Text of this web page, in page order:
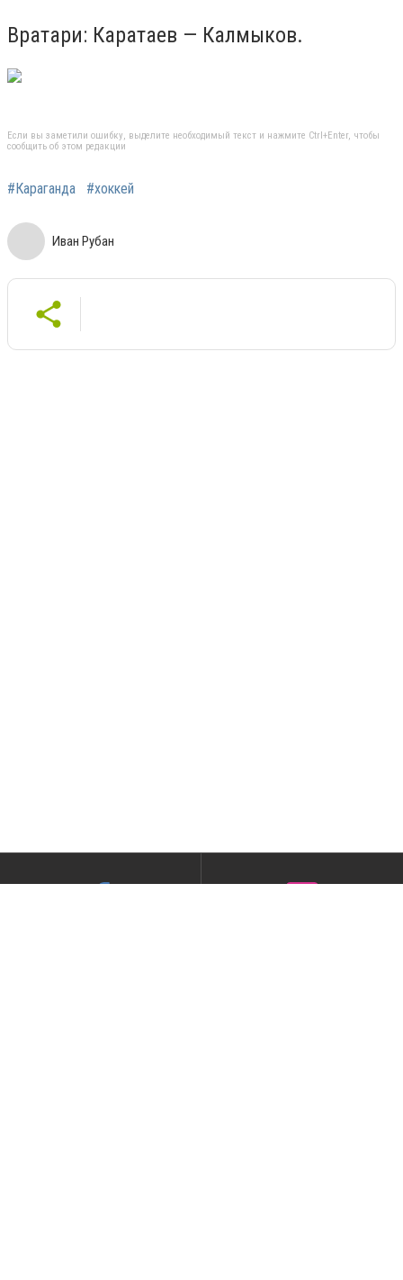
Вратари: Каратаев — Калмыков.
Если вы заметили ошибку, выделите необходимый текст и нажмите Ctrl+Enter, чтобы
сообщить об этом редакции
#Караганда #хоккей
Иван Рубан